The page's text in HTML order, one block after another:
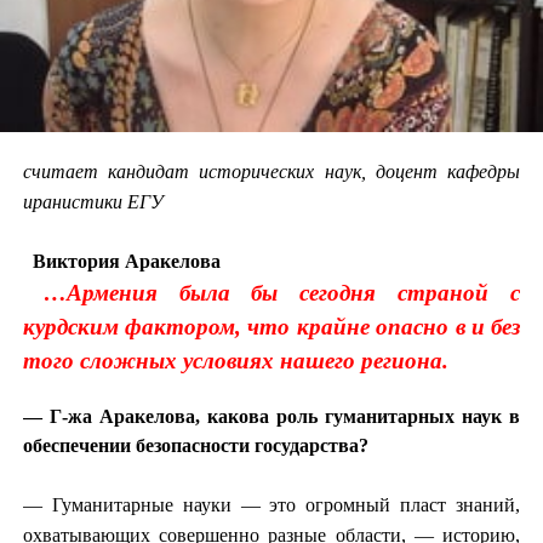
считает кандидат исторических наук, доцент кафедры
иранистики ЕГУ
Виктория Аракелова
…Армения была бы сегодня страной с
курдским фактором, что крайне опасно в и без
того сложных условиях нашего региона.
— Г-жа Аракелова, какова роль гуманитарных наук в
обеспечении безопасности государства?
— Гуманитарные науки — это огромный пласт знаний,
охватывающих совершенно разные области, — историю,